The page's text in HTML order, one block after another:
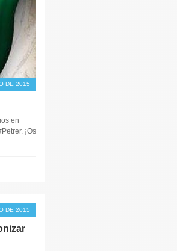
DE 2015
en
¡Os
DE 2015